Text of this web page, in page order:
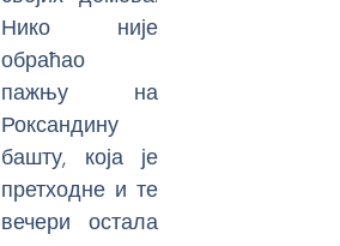
Нико није
обраћао
пажњу на
Роксандину
башту, која је
претходне и те
вечери остала